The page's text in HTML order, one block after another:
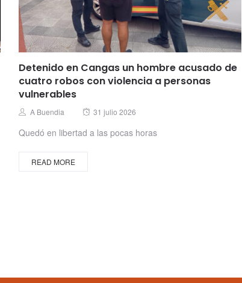
Detenido en Cangas un hombre acusado de
cuatro robos con violencia a personas
vulnerables
Author
A Buendia
Posted
31 julio 2026
Quedó en libertad a las pocas horas
READ MORE